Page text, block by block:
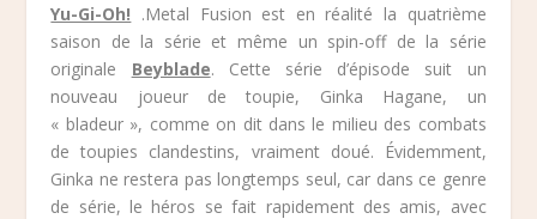
Yu-Gi-Oh! .Metal Fusion est en réalité la quatrième
saison de la série et même un spin-off de la série
originale Beyblade. Cette série d’épisode suit un
nouveau joueur de toupie, Ginka Hagane, un
« bladeur », comme on dit dans le milieu des combats
de toupies clandestins, vraiment doué. Évidemment,
Ginka ne restera pas longtemps seul, car dans ce genre
de série, le héros se fait rapidement des amis, avec